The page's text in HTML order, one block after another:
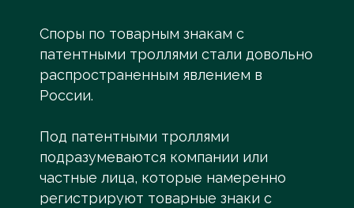
Споры по товарным знакам с
патентными троллями стали довольно
распространенным явлением в
России.
Под патентными троллями
подразумеваются компании или
частные лица, которые намеренно
регистрируют товарные знаки с